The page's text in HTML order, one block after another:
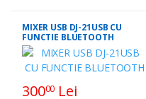
MIXER USB DJ-21USB CU
FUNCTIE BLUETOOTH
30000 Lei